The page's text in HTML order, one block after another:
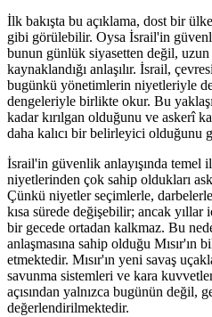
İlk bakışta bu açıklama, dost bir
gibi görülebilir. Oysa İsrail'in
bunun günlük siyasetten değil,
kaynaklandığı anlaşılır. İsrail,
bugünkü yönetimlerin niyetleriyle
dengeleriyle birlikte okur. Bu
kadar kırılgan olduğunu ve askerî
daha kalıcı bir belirleyici olduğunu
İsrail'in güvenlik anlayışında temel
niyetlerinden çok sahip oldukları
Çünkü niyetler seçimlerle,
kısa sürede değişebilir; ancak
bir gecede ortadan kalkmaz. Bu
anlaşmasına sahip olduğu Mısır'ın
etmektedir. Mısır'ın yeni savaş
savunma sistemleri ve kara
açısından yalnızca bugünün değil,
değerlendirilmektedir.